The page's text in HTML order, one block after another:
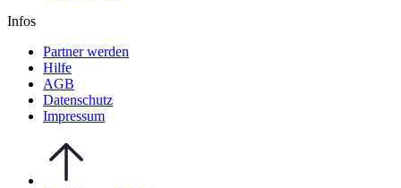
Infos
Partner werden
Hilfe
AGB
Datenschutz
Impressum